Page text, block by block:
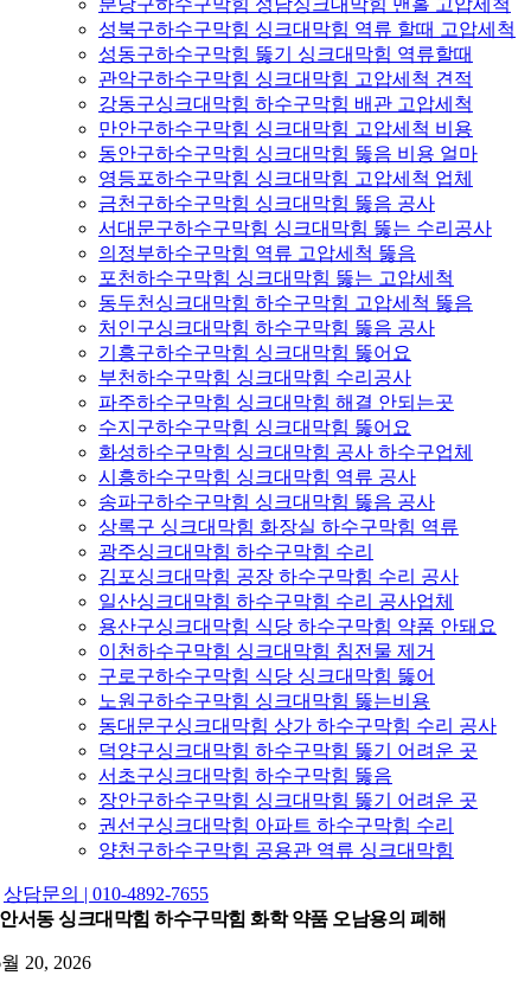
분당구하수구막힘 성남싱크대막힘 맨홀 고압세척
성북구하수구막힘 싱크대막힘 역류 할때 고압세척
성동구하수구막힘 뚫기 싱크대막힘 역류할때
관악구하수구막힘 싱크대막힘 고압세척 견적
강동구싱크대막힘 하수구막힘 배관 고압세척
만안구하수구막힘 싱크대막힘 고압세척 비용
동안구하수구막힘 싱크대막힘 뚫음 비용 얼마
영등포하수구막힘 싱크대막힘 고압세척 업체
금천구하수구막힘 싱크대막힘 뚫음 공사
서대문구하수구막힘 싱크대막힘 뚫는 수리공사
의정부하수구막힘 역류 고압세척 뚫음
포천하수구막힘 싱크대막힘 뚫는 고압세척
동두천싱크대막힘 하수구막힘 고압세척 뚫음
처인구싱크대막힘 하수구막힘 뚫음 공사
기흥구하수구막힘 싱크대막힘 뚫어요
부천하수구막힘 싱크대막힘 수리공사
파주하수구막힘 싱크대막힘 해결 안되는곳
수지구하수구막힘 싱크대막힘 뚫어요
화성하수구막힘 싱크대막힘 공사 하수구업체
시흥하수구막힘 싱크대막힘 역류 공사
송파구하수구막힘 싱크대막힘 뚫음 공사
상록구 싱크대막힘 화장실 하수구막힘 역류
광주싱크대막힘 하수구막힘 수리
김포싱크대막힘 공장 하수구막힘 수리 공사
일산싱크대막힘 하수구막힘 수리 공사업체
용산구싱크대막힘 식당 하수구막힘 약품 안돼요
이천하수구막힘 싱크대막힘 침전물 제거
구로구하수구막힘 식당 싱크대막힘 뚫어
노원구하수구막힘 싱크대막힘 뚫는비용
동대문구싱크대막힘 상가 하수구막힘 수리 공사
덕양구싱크대막힘 하수구막힘 뚫기 어려운 곳
서초구싱크대막힘 하수구막힘 뚫음
장안구하수구막힘 싱크대막힘 뚫기 어려운 곳
권선구싱크대막힘 아파트 하수구막힘 수리
양천구하수구막힘 공용관 역류 싱크대막힘
상담문의 | 010-4892-7655
안서동 싱크대막힘 하수구막힘 화학 약품 오남용의 폐해
20, 2026